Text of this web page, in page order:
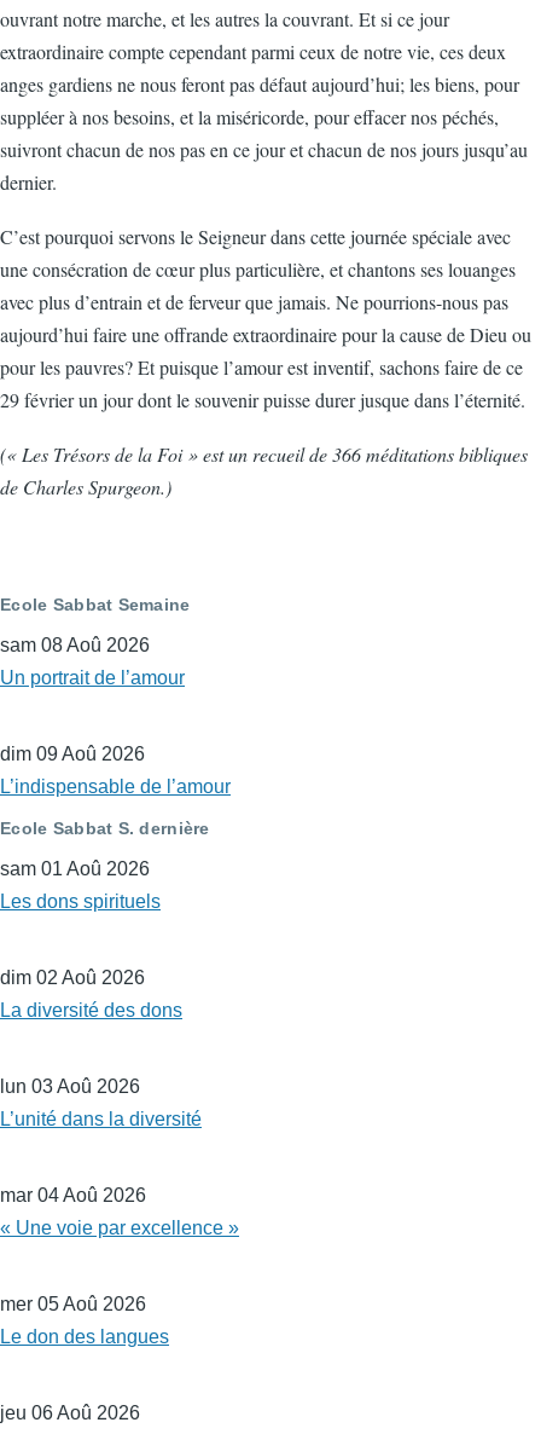
ouvrant notre marche, et les autres la couvrant. Et si ce jour
extraordinaire compte cependant parmi ceux de notre vie, ces deux
anges gardiens ne nous feront pas défaut aujourd’hui; les biens, pour
suppléer à nos besoins, et la miséricorde, pour effacer nos péchés,
suivront chacun de nos pas en ce jour et chacun de nos jours jusqu’au
dernier.
C’est pourquoi servons le Seigneur dans cette journée spéciale avec
une consécration de cœur plus particulière, et chantons ses louanges
avec plus d’entrain et de ferveur que jamais. Ne pourrions-nous pas
aujourd’hui faire une offrande extraordinaire pour la cause de Dieu ou
pour les pauvres? Et puisque l’amour est inventif, sachons faire de ce
29 février un jour dont le souvenir puisse durer jusque dans l’éternité.
(« Les Trésors de la Foi » est un recueil de 366 méditations bibliques
de Charles Spurgeon.)
Ecole Sabbat Semaine
sam 08 Aoû 2026
Un portrait de l’amour
dim 09 Aoû 2026
L’indispensable de l’amour
Ecole Sabbat S. dernière
sam 01 Aoû 2026
Les dons spirituels
dim 02 Aoû 2026
La diversité des dons
lun 03 Aoû 2026
L’unité dans la diversité
mar 04 Aoû 2026
« Une voie par excellence »
mer 05 Aoû 2026
Le don des langues
jeu 06 Aoû 2026